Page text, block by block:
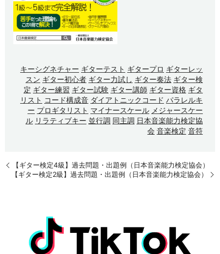
キーシグネチャー ギターテスト ギタープロ ギターレッ
スン ギター初心者 ギター力試し ギター奏法 ギター検
定 ギター練習 ギター試験 ギター講師 ギター資格 ギタ
リスト コード構成音 ダイアトニックコード パラレルキ
ー プロギタリスト マイナースケール メジャースケー
ル リラティブキー 並行調 同主調 日本音楽能力検定協
会 音楽検定 音符
【ギター検定4級】過去問題・出題例（日本音楽能力検定協会）
【ギター検定2級】過去問題・出題例（日本音楽能力検定協会）